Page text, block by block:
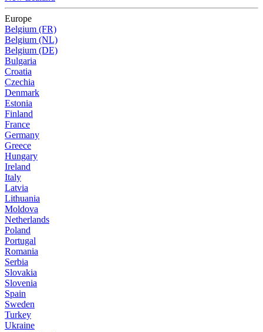
Europe
Belgium (FR)
Belgium (NL)
Belgium (DE)
Bulgaria
Croatia
Czechia
Denmark
Estonia
Finland
France
Germany
Greece
Hungary
Ireland
Italy
Latvia
Lithuania
Moldova
Netherlands
Poland
Portugal
Romania
Serbia
Slovakia
Slovenia
Spain
Sweden
Turkey
Ukraine